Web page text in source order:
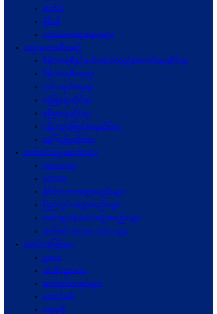
ဓာတ်ပုံ
ဗွီဒီယို
ပညာပေးဆွေးနွေးမှုများ
ပညာပေးအစီအစဉ်
ဒီမိုကရေစီနှင့်ဖက်ဒရယ်တည်ဆောက်ရေးဆိုင်ရာ
ဒီမိုကရေစီရေးရာ
ဖက်ဒရယ်ရေးရာ
လုံခြုံရေးဆိုင်ရာ
ဖွံဖြိုးရေးဆိုင်ရာ
ပဋိပက္ခ‌ဖြေရှင်းရေးဆိုင်ရာ
ယုံကြည်မှုဆိုင်ရာ
ဆက်စပ်အဖွဲ့အစည်းများ
ကုလသမဂ္ဂ
ASEAN
နိုင်ငံတကာအဖွဲ့အစည်းများ
ပြည်တွင်းအဖွဲ့အစည်းများ
စေတနာ့ဝန်ထမ်းအဖွဲ့အစည်းများ
ဆက်စပ် Website URLs များ
အရင်းအမြစ်များ
ဥပဒေ
အသိပညာပေး
ဆက်စပ်စာအုပ်များ
ဆောင်းပါး
ဝတ္ထုတို